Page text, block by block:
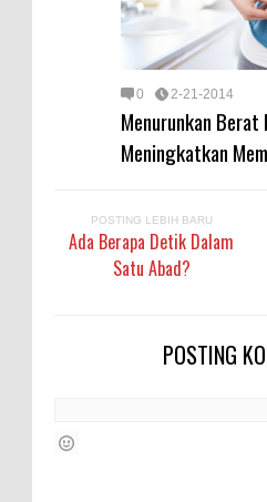
0 2-21-2014
Menurunkan Berat
Meningkatkan
POSTING LEBIH BARU
Ada Berapa Detik Dalam
Satu Abad?
POSTING